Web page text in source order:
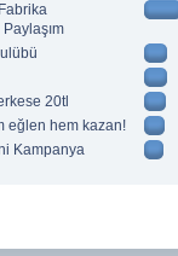
20tl
eğlen hem kazan!
Kampanya